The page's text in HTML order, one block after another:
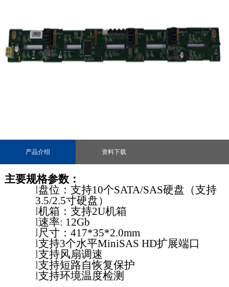
产品介绍 资料下载
主要规格参数：
l盘位：支持10个SATA/SAS硬盘 （支持
3.5/2.5寸硬盘）
l机箱：支持2U机箱
l速率: 12Gb
l尺寸：417*35*2.0mm
l支持3个水平MiniSAS HD扩展端口
l支持风扇调速
l支持短路自恢复保护
l支持环境温度检测